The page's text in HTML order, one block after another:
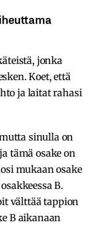
jonka
Koet, että
ja laitat rahasi
sinulla on
tämä osake on
mukaan osake
B.
välttää tappion
B aikanaan